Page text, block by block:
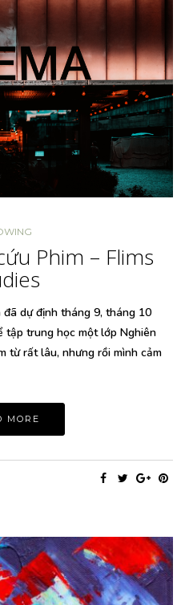
Phim – Flims
dự định tháng 9, tháng 10
tập trung học một lớp Nghiên
từ rất lâu, nhưng rồi mình cảm
MORE